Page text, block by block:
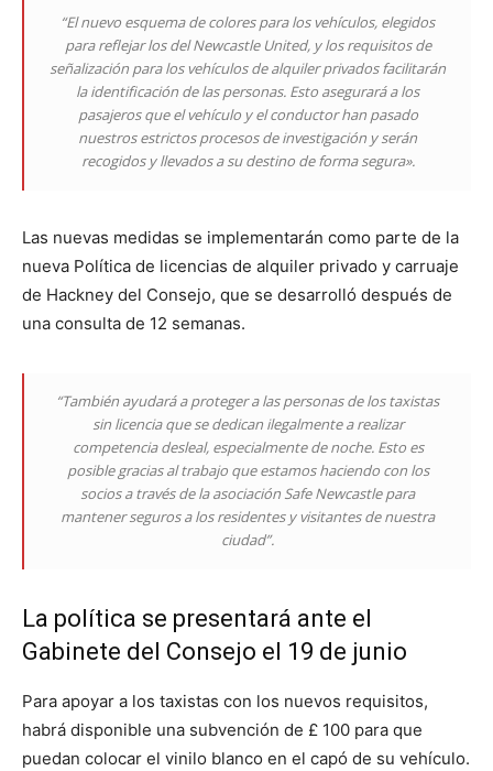
“El nuevo esquema de colores para los vehículos, elegidos
para reflejar los del Newcastle United, y los requisitos de
señalización para los vehículos de alquiler privados facilitarán
la identificación de las personas. Esto asegurará a los
pasajeros que el vehículo y el conductor han pasado
nuestros estrictos procesos de investigación y serán
recogidos y llevados a su destino de forma segura».
Las nuevas medidas se implementarán como parte de la
nueva Política de licencias de alquiler privado y carruaje
de Hackney del Consejo, que se desarrolló después de
una consulta de 12 semanas.
“También ayudará a proteger a las personas de los taxistas
sin licencia que se dedican ilegalmente a realizar
competencia desleal, especialmente de noche. Esto es
posible gracias al trabajo que estamos haciendo con los
socios a través de la asociación Safe Newcastle para
mantener seguros a los residentes y visitantes de nuestra
ciudad”.
La política se presentará ante el
Gabinete del Consejo el 19 de junio
Para apoyar a los taxistas con los nuevos requisitos,
habrá disponible una subvención de £ 100 para que
puedan colocar el vinilo blanco en el capó de su vehículo.